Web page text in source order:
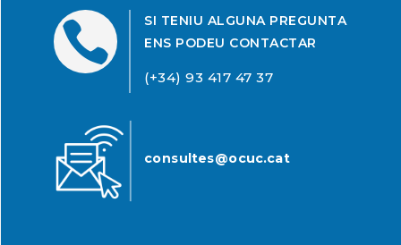

SI TENIU ALGUNA PREGUNTA
ENS PODEU CONTACTAR
(+34) 93 417 47 37
consultes@ocuc.cat